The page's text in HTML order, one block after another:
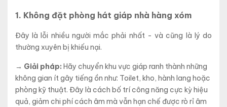
1. Không đặt phòng hát giáp nhà hàng xóm
Đây là lỗi nhiều người mắc phải nhất - và cũng là lý do
thường xuyên bị khiếu nại.
→ Giải pháp: Hãy chuyển khu vực giáp ranh thành những
không gian ít gây tiếng ồn như: Toilet, kho, hành lang hoặc
phòng kỹ thuật. Đây là cách bố trí công năng cực kỳ hiệu
quả, giảm chi phí cách âm mà vẫn hạn chế được rò rỉ âm